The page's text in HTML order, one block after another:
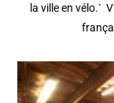
la ville en vélo.`